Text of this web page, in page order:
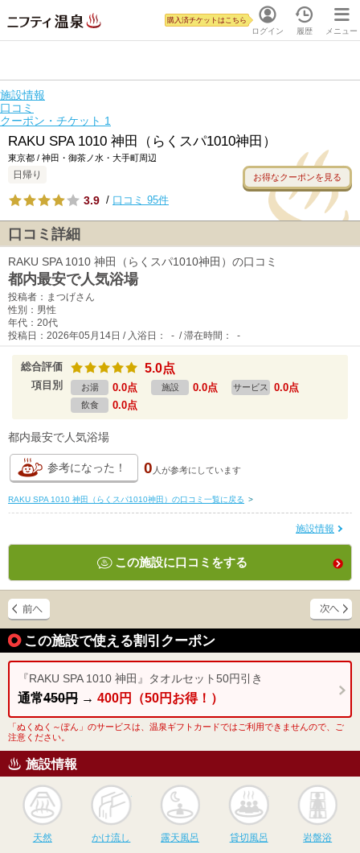
ログイン
購入済チケットはこちら
履歴 メニュー
施設情報
口コミ
クーポン・チケット 1
RAKU SPA 1010 神田（らくスパ1010神田）
東京都 / 神田・御茶ノ水・大手町周辺
日帰り お得なクーポンを見る
3.9 / 口コミ 95件
口コミ詳細
RAKU SPA 1010 神田（らくスパ1010神田）の口コミ
都内最安で人気浴場
投稿者：まつげさん
性別：男性
年代：20代
投稿日：2026年05月14日 / 入浴日： - / 滞在時間： -
総合評価 5.0点
項目別 お湯 0.0点 施設 0.0点 サービス 0.0点
飲食 0.0点
都内最安で人気浴場
参考になった！ 0 人が参考にしています
RAKU SPA 1010 神田（らくスパ1010神田）の口コミ一覧に戻る >
施設情報
この施設に口コミをする
この施設で使える割引クーポン
『RAKU SPA 1010 神田』タオルセット50円引き
通常450円 → 400円（50円お得！）
「ぬくぬく～ぽん」のサービスは、温泉ギフトカードではご利用できませんので、ご
注意ください。
施設情報
天然
かけ流し
かけ流し
露天風呂
露天風呂
貸切風呂
貸切風呂 岩盤浴